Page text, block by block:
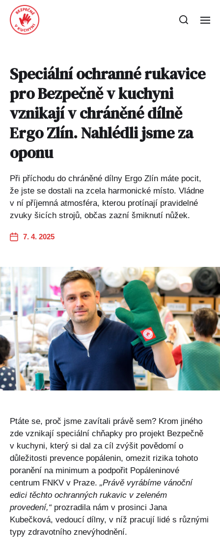
Speciální ochranné rukavice
pro Bezpečně v kuchyni
vznikají v chráněné dílně
Ergo Zlín. Nahlédli jsme za
oponu
Při příchodu do chráněné dílny Ergo Zlín máte pocit,
že jste se dostali na zcela harmonické místo. Vládne
v ní příjemná atmosféra, kterou protínají pravidelné
zvuky šicích strojů, občas zazní šmiknutí nůžek.
7. 4. 2025
Ptáte se, proč jsme zavítali právě sem? Krom jiného
zde vznikají speciální chňapky pro projekt Bezpečně
v kuchyni, který si dal za cíl zvýšit povědomí o
důležitosti prevence popálenin, omezit rizika tohoto
poranění na minimum a podpořit Popáleninové
centrum FNKV v Praze. „Právě vyrábíme vánoční
edici těchto ochranných rukavic v zeleném
provedení,“ prozradila nám v prosinci Jana
Kubečková, vedoucí dílny, v níž pracují lidé s různými
typy zdravotního znevýhodnění.